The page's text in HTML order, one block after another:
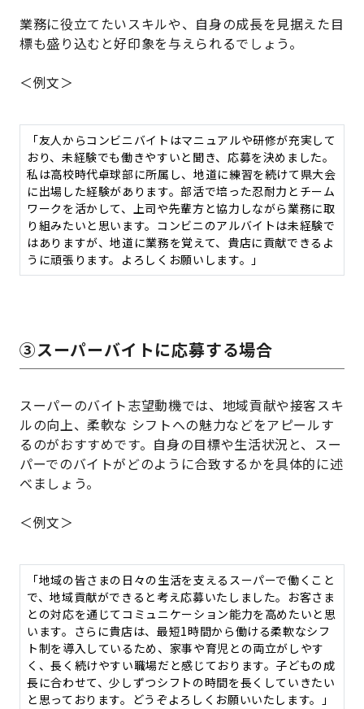
業務に役立てたいスキルや、自身の成長を見据えた目
標も盛り込むと好印象を与えられるでしょう。
＜例文＞
「友人からコンビニバイトはマニュアルや研修が充実して
おり、未経験でも働きやすいと聞き、応募を決めました。
私は高校時代卓球部に所属し、地道に練習を続けて県大会
に出場した経験があります。部活で培った忍耐力とチーム
ワークを活かして、上司や先輩方と協力しながら業務に取
り組みたいと思います。コンビニのアルバイトは未経験で
はありますが、地道に業務を覚えて、貴店に貢献できるよ
うに頑張ります。よろしくお願いします。」
③スーパーバイトに応募する場合
スーパーのバイト志望動機では、地域貢献や接客スキ
ルの向上、柔軟な シフトへの魅力などをアピールす
るのがおすすめです。自身の目標や生活状況と、スー
パーでのバイトがどのように合致するかを具体的に述
べましょう。
＜例文＞
「地域の皆さまの日々の生活を支えるスーパーで働くこと
で、地域貢献ができると考え応募いたしました。お客さま
との対応を通じてコミュニケーション能力を高めたいと思
います。さらに貴店は、最短1時間から働ける柔軟なシフ
ト制を導入しているため、家事や育児との両立がしやす
く、長く続けやすい職場だと感じております。子どもの成
長に合わせて、少しずつシフトの時間を長くしていきたい
と思っております。どうぞよろしくお願いいたします。」